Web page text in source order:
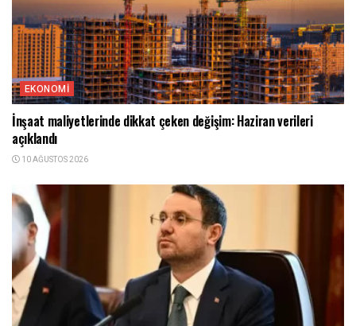
EKONOMI
İnşaat maliyetlerinde dikkat çeken değişim: Haziran verileri
açıklandı
10 AĞUSTOS 2026